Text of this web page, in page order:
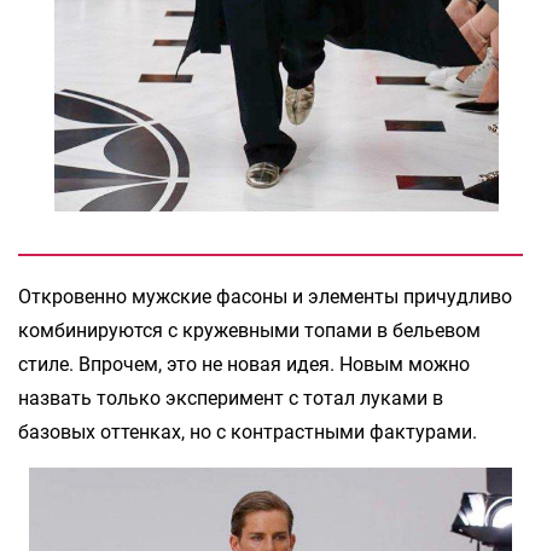
Откровенно мужские фасоны и элементы причудливо
комбинируются с кружевными топами в бельевом
стиле. Впрочем, это не новая идея. Новым можно
назвать только эксперимент с тотал луками в
базовых оттенках, но с контрастными фактурами.